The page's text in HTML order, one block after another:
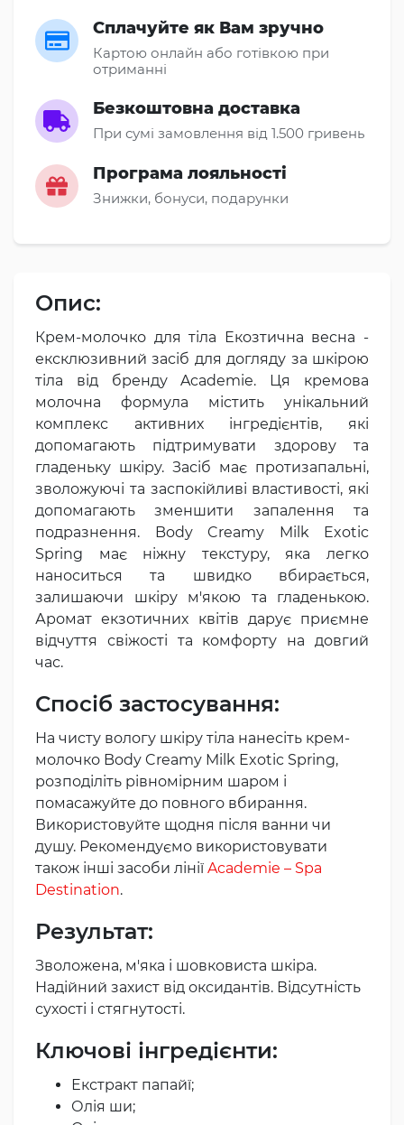
Сплачуйте як Вам зручно
Картою онлайн або готівкою при
отриманні
Безкоштовна доставка
При сумі замовлення від 1.500 гривень
Програма лояльності
Знижки, бонуси, подарунки
Опис:
Крем-молочко для тіла Екозтична весна -
ексклюзивний засіб для догляду за шкірою
тіла від бренду Academie. Ця кремова
молочна формула містить унікальний
комплекс активних інгредієнтів, які
допомагають підтримувати здорову та
гладеньку шкіру. Засіб має протизапальні,
зволожуючі та заспокійливі властивості, які
допомагають зменшити запалення та
подразнення. Body Creamy Milk Exotic
Spring має ніжну текстуру, яка легко
наноситься та швидко вбирається,
залишаючи шкіру м'якою та гладенькою.
Аромат екзотичних квітів дарує приємне
відчуття свіжості та комфорту на довгий
час.
Спосіб застосування:
На чисту вологу шкіру тіла нанесіть крем-
молочко Body Creamy Milk Exotic Spring,
розподіліть рівномірним шаром і
помасажуйте до повного вбирання.
Використовуйте щодня після ванни чи
душу. Рекомендуємо використовувати
також інші засоби лінії Academie – Spa
Destination.
Результат:
Зволожена, м'яка і шовковиста шкіра.
Надійний захист від оксидантів. Відсутність
сухості і стягнутості.
Ключові інгредієнти:
Екстракт папайї;
Олія ши;